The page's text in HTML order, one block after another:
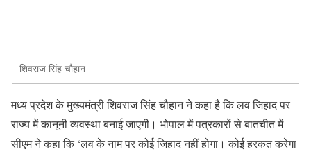
शिवराज सिंह चौहान
मध्य प्रदेश के मुख्यमंत्री शिवराज सिंह चौहान ने कहा है कि लव जिहाद पर
राज्य में कानूनी व्यवस्था बनाई जाएगी। भोपाल में पत्रकारों से बातचीत में
सीएम ने कहा कि ‘लव के नाम पर कोई जिहाद नहीं होगा। कोई हरकत करेगा